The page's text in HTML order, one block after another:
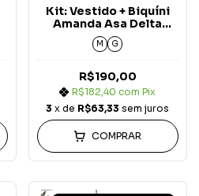
Kit: Vestido + Biquíni
Amanda Asa Delta
Marsala Aura (3 peças)
M G
R$190,00
R$182,40com Pix
3 x de R$63,33 sem juros
COMPRAR